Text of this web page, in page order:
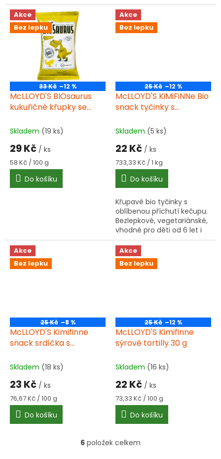
Akce
Bez lepku
33 Kč –12 %
McLLOYD'S BIOsaurus
kukuřičné křupky se
Skladem (19 ks)
29 Kč / ks
Měrná
cena:
58 Kč / 100 g
Do košíku
Akce
Bez lepku
25 Kč –12 %
McLLOYD'S KiMiFiNNe Bio
snack tyčinky s
Skladem (5 ks)
22 Kč / ks
Měrná
cena:
733,33 Kč / 1 kg
Do košíku
Křupavé bio tyčinky s
oblíbenou příchutí kečupu.
Bezlepkové, vegetariánské,
vhodné pro děti od 6 let i
dospělé. Vyrobené z
kukuřičné krupice v bio
kvalitě.
Akce
Bez lepku
25 Kč –8 %
McLLOYD'S Kimifinne
snack srdíčka s
Skladem (18 ks)
23 Kč / ks
Měrná
cena:
76,67 Kč / 100 g
Do košíku
Akce
Bez lepku
25 Kč –12 %
McLLOYD'S Kimifinne
sýrové tortilly 30 g
Skladem (16 ks)
22 Kč / ks
Měrná
cena:
73,33 Kč / 100 g
Do košíku
O
6 položek celkem